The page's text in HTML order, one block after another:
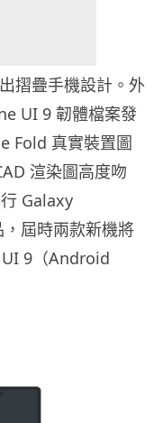
摺疊手機設計。外
UI 9 韌體檔案發
Fold 真實裝置圖
渲染圖高度吻
Galaxy
屆時兩款新機將
9（Android